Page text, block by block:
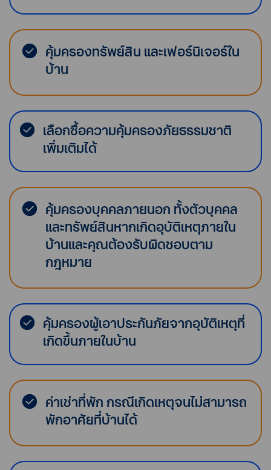
คุ้มครองทรัพย์สิน และเฟอร์นิเจอร์ใน
บ้าน
เลือกซื้อความคุ้มครองภัยธรรมชาติ
เพิ่มเติมได้
คุ้มครองบุคคลภายนอก ทั้งตัวบุคคล
และทรัพย์สินหากเกิดอุบัติเหตุภายใน
บ้านและคุณต้องรับผิดชอบตาม
กฎหมาย
คุ้มครองผู้เอาประกันภัยจากอุบัติเหตุที่
เกิดขึ้นภายในบ้าน
ค่าเช่าที่พัก กรณีเกิดเหตุจนไม่สามารถ
พักอาศัยที่บ้านได้